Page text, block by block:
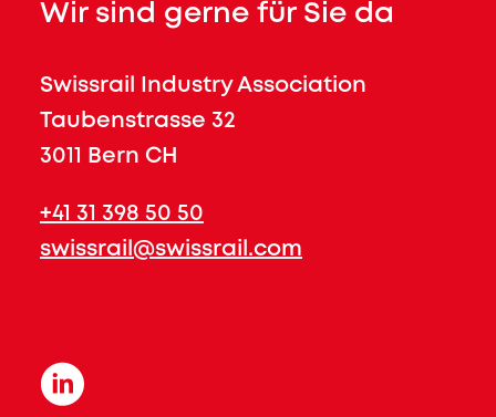
Wir sind gerne für Sie da
Swissrail Industry Association
Taubenstrasse 32
3011 Bern CH
+41 31 398 50 50
swissrail@swissrail.com